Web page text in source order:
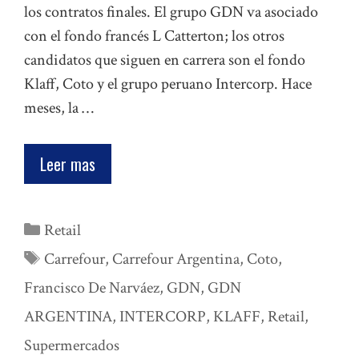
los contratos finales. El grupo GDN va asociado
con el fondo francés L Catterton; los otros
candidatos que siguen en carrera son el fondo
Klaff, Coto y el grupo peruano Intercorp. Hace
meses, la …
Leer mas
Categorías
Retail
Etiquetas
Carrefour, Carrefour Argentina, Coto,
Francisco De Narváez, GDN, GDN
ARGENTINA, INTERCORP, KLAFF, Retail,
Supermercados